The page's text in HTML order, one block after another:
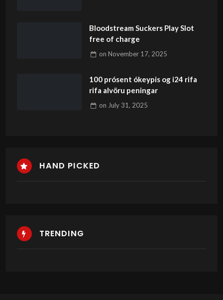
Bloodstream Suckers Play Slot
free of charge
on November 17, 2025
100 prósent ókeypis og i24 rifa
rifa alvöru peningar
on July 31, 2025
HAND PICKED
TRENDING